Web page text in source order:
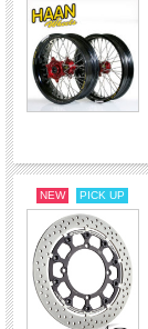
NEW PICK UP